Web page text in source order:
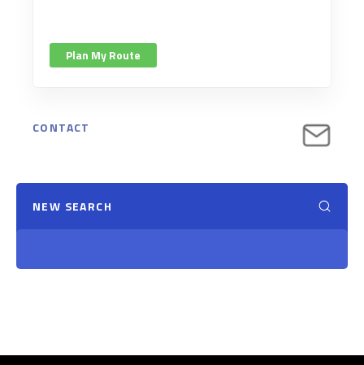
Plan My Route
CONTACT
NEW SEARCH